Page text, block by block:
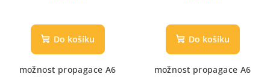
Do košíku
možnost propagace A6
Do košíku
možnost propagace A6